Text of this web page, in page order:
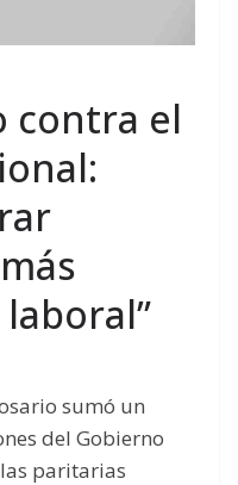
contra el
sumó un
del Gobierno
paritarias